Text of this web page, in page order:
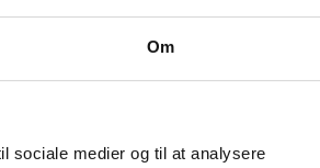
Om
sociale medier og til at analysere